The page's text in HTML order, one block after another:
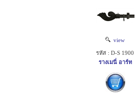
view
รหัส : D-S 1900
รางเมนี่ อาร์ท